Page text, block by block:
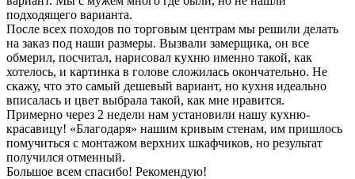
подходящего варианта.
После всех походов по торговым центрам мы решили делать
на заказ под наши размеры. Вызвали замерщика, он все
обмерил, посчитал, нарисовал кухню именно такой, как
хотелось, и картинка в голове сложилась окончательно. Не
скажу, что это самый дешевый вариант, но кухня идеально
вписалась и цвет выбрала такой, как мне нравится.
Примерно через 2 недели нам установили нашу кухню-
красавицу! «Благодаря» нашим кривым стенам, им пришлось
помучиться с монтажом верхних шкафчиков, но результат
получился отменный.
Большое всем спасибо! Рекомендую!